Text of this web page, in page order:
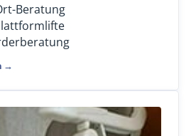
Beratung
→